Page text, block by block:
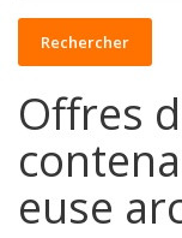
Rechercher
Offres
euse